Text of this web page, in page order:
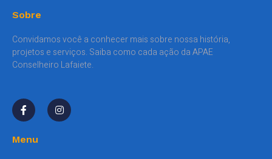
Sobre
Convidamos você a conhecer mais sobre nossa história,
projetos e serviços. Saiba como cada ação da APAE
Conselheiro Lafaiete.
Menu